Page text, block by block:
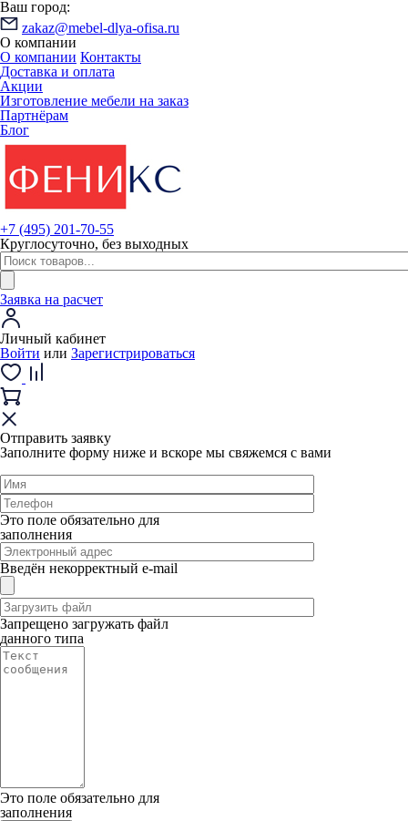
Ваш город:
zakaz@mebel-dlya-ofisa.ru
О компании
О компании Контакты
Доставка и оплата
Акции
Изготовление мебели на заказ
Партнёрам
Блог
+7 (495) 201-70-55
Круглосуточно, без выходных
Заявка на расчет
Личный кабинет
Войти или Зарегистрироваться
Отправить заявку
Заполните форму ниже и вскоре мы свяжемся с вами
Это поле обязательно для
заполнения
Введён некорректный e-mail
Запрещено загружать файл
данного типа
Это поле обязательно для
заполнения